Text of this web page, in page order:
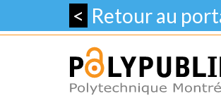
< Retour au